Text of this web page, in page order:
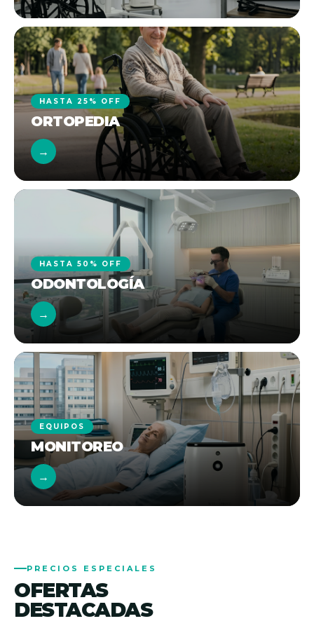
HASTA 25% OFF
ORTOPEDIA
→
HASTA 50% OFF
ODONTOLOGÍA
→
EQUIPOS
MONITOREO
→
PRECIOS ESPECIALES
OFERTAS
DESTACADAS